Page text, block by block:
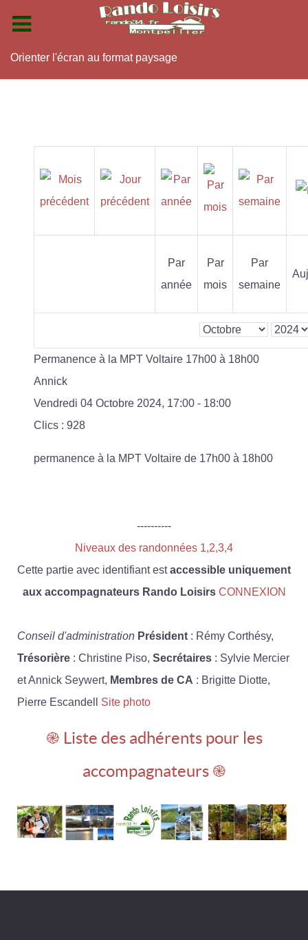
Orienter l'écran au format paysage
Par
année
Par
mois
Par
semaine
Permanence à la MPT Voltaire 17h00 à 18h00
Annick
Vendredi 04 Octobre 2024, 17:00 - 18:00
Clics : 928
permanence à la MPT Voltaire de 17h00 à 18h00
----------
Niveaux des randonnées 1,2,3,4
Cette partie avec identifiant estaccessible uniquement
aux accompagnateurs Rando Loisirs CONNEXION
Conseil d'administration Président : Rémy Corthésy,
Trésorière : Christine Piso, Secrétaires : Sylvie Mercier
et Annick Seywert, Membres de CA : Brigitte Diotte,
Pierre Escandell Site photo
֎ Liste des adhérents pour les
accompagnateurs ֎